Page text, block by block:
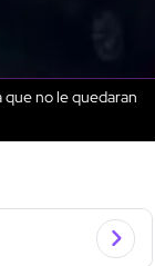
que no le quedaran